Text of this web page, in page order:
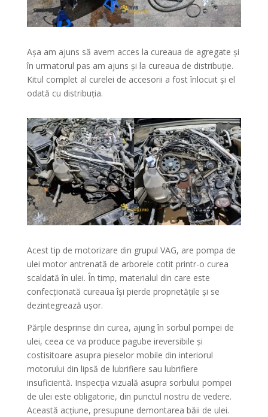
Așa am ajuns să avem acces la cureaua de agregate și
în urmatorul pas am ajuns și la cureaua de distribuție.
Kitul complet al curelei de accesorii a fost înlocuit și el
odată cu distribuția.
Acest tip de motorizare din grupul VAG, are pompa de
ulei motor antrenată de arborele cotit printr-o curea
scaldată în ulei. În timp, materialul din care este
confecționată cureaua își pierde proprietățile și se
dezintegrează ușor.
Părțile desprinse din curea, ajung în sorbul pompei de
ulei, ceea ce va produce pagube ireversibile și
costisitoare asupra pieselor mobile din interiorul
motorului din lipsă de lubrifiere sau lubrifiere
insuficientă. Inspecția vizuală asupra sorbului pompei
de ulei este obligatorie, din punctul nostru de vedere.
Această acțiune, presupune demontarea băii de ulei.